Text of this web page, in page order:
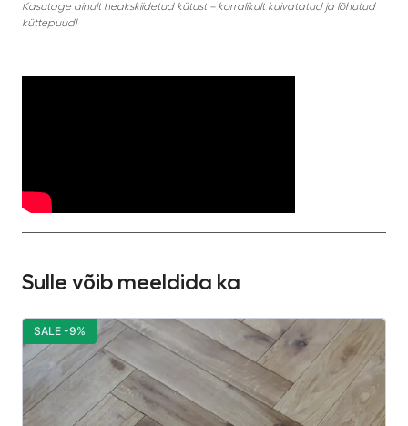
Kasutage ainult heakskiidetud kütust – korralikult kuivatatud ja lõhutud
küttepuud!
Sulle võib meeldida ka
SALE -9%